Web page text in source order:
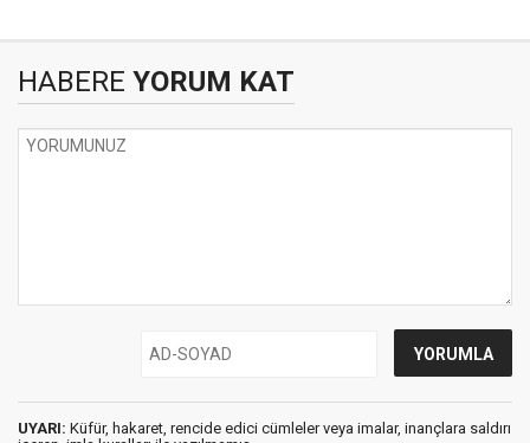
HABERE YORUM KAT
UYARI: Küfür, hakaret, rencide edici cümleler veya imalar, inançlara saldırı